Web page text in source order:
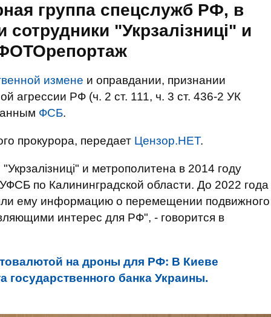
группа спецслужб РФ, в
"Укрзалізниці" и
измене и оправдании, признании
агрессии РФ (ч. 2 ст. 111, ч. 3 ст. 436-2 УК
ФСБ.
прокурора, передает Цензор.НЕТ.
и метрополитена в 2014 году
по Калининградской области. До 2022 года
ему информацию о перемещении подвижного
интерес для РФ", - говорится в
на дроны для РФ: В Киеве
государственного банка Украины.